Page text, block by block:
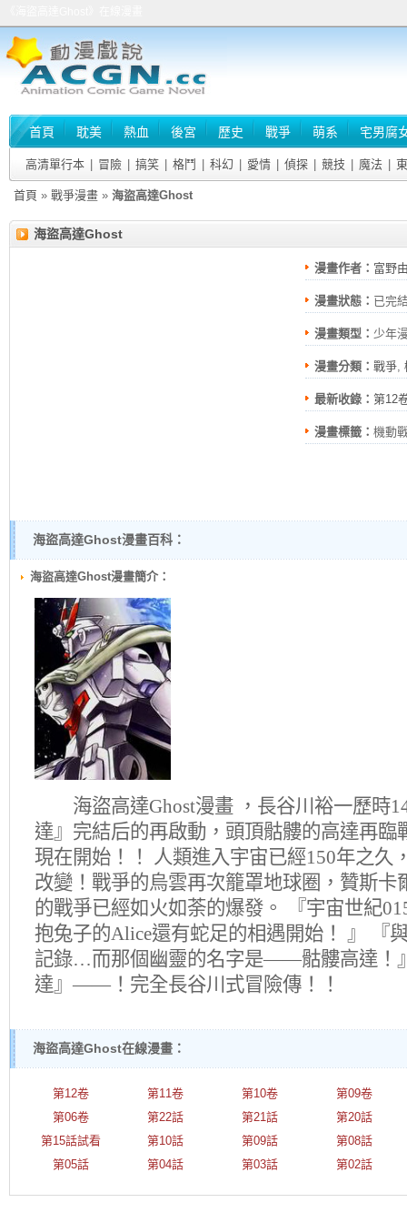
首頁 耽美 熱血 後宮 歷史 戰爭 萌系 宅男腐
高清單行本 冒險 搞笑 格鬥 科幻 愛情 偵探 競技 魔法
首頁 » 戰爭漫畫 » 海盜高達Ghost
海盜高達Ghost
漫畫作者： 富野
肇
漫畫狀態： 已完
漫畫類型： 少年
漫畫分類： 戰爭,
最新收錄： 第12
漫畫標籤： 機動
海盜高達Ghost漫畫百科：
海盜高達Ghost漫畫簡介：
海盜高達Ghost漫畫 ，長谷川裕一歷時
達』完結后的再啟動，頭頂骷髏的高達再臨
現在開始！！ 人類進入宇宙已經150年之久
改變！戰爭的烏雲再次籠罩地球圈，贊斯卡
的戰爭已經如火如荼的爆發。 『宇宙世紀
抱兔子的Alice還有蛇足的相遇開始！ 』 『
記錄…而那個幽靈的名字是——骷髏高達！
達』——！完全長谷川式冒險傳！！
海盜高達Ghost在線漫畫：
第12卷 第11卷 第10卷
第09卷
第06卷
第22話 第21話
第20話
第15話試看
第10話 第09話
第08話
第05話
第04話 第03話 第02話